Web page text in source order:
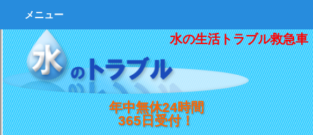
水の生活トラブル救急車
年中無休24時間
365日受付！
メニュー